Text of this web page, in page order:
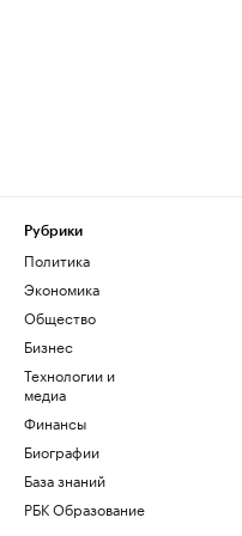
Рубрики
Политика
Экономика
Общество
Бизнес
Технологии и
медиа
Финансы
Биографии
База знаний
РБК Образование